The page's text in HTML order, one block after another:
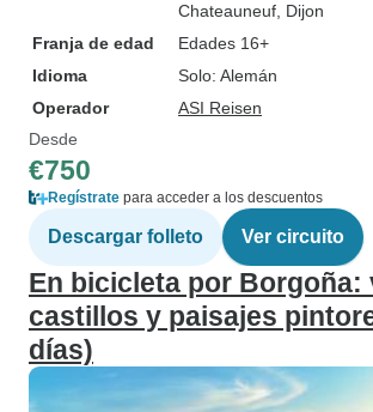
Chateauneuf , Dijon
Franja de edad
Edades 16+
Idioma
Solo: Alemán
Operador
ASI Reisen
Desde
€750
Regístrate para acceder a los descuentos
Descargar folleto Ver circuito
En bicicleta por Borgoña:
castillos y paisajes
días)